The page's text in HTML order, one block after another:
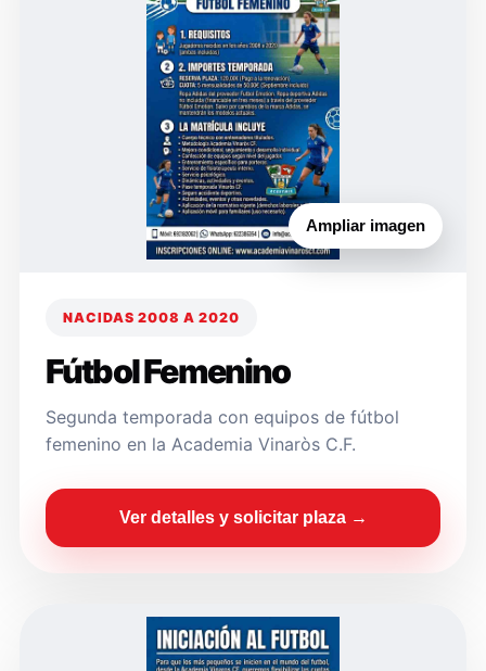
Ampliar imagen
NACIDAS 2008 A 2020
Fútbol Femenino
Segunda temporada con equipos de fútbol
femenino en la Academia Vinaròs C.F.
Ver detalles y solicitar plaza →